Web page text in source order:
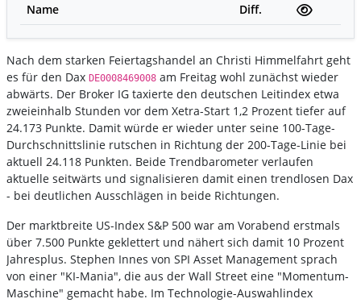
Name Diff.
Nach dem starken Feiertagshandel an Christi Himmelfahrt geht
es für den Dax DE0008469008 am Freitag wohl zunächst wieder
abwärts. Der Broker IG taxierte den deutschen Leitindex etwa
zweieinhalb Stunden vor dem Xetra-Start 1,2 Prozent tiefer auf
24.173 Punkte. Damit würde er wieder unter seine 100-Tage-
Durchschnittslinie rutschen in Richtung der 200-Tage-Linie bei
aktuell 24.118 Punkten. Beide Trendbarometer verlaufen
aktuelle seitwärts und signalisieren damit einen trendlosen Dax
- bei deutlichen Ausschlägen in beide Richtungen.
Der marktbreite US-Index S&P 500 war am Vorabend erstmals
über 7.500 Punkte geklettert und nähert sich damit 10 Prozent
Jahresplus. Stephen Innes von SPI Asset Management sprach
von einer "KI-Mania", die aus der Wall Street eine "Momentum-
Maschine" gemacht habe. Im Technologie-Auswahlindex